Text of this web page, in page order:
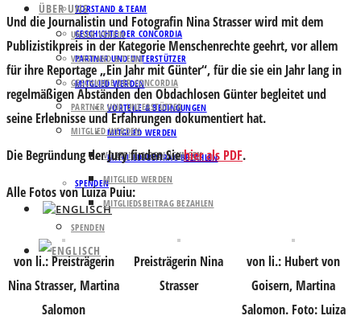
VORSTAND & TEAM
GESCHICHTE DER CONCORDIA
PARTNER UND UNTERSTÜTZER
MITGLIED WERDEN
VORTEILE & BEDINGUNGEN
MITGLIED WERDEN
MITGLIEDSBEITRAG BEZAHLEN
SPENDEN
ÜBER UNS
UNSER VEREIN
VORSTAND & TEAM
GESCHICHTE DER CONCORDIA
PARTNER UND UNTERSTÜTZER
MITGLIED WERDEN
VORTEILE & BEDINGUNGEN
MITGLIED WERDEN
MITGLIEDSBEITRAG BEZAHLEN
SPENDEN
Und die Journalistin und Fotografin Nina Strasser wird mit dem
Publizistikpreis in der Kategorie Menschenrechte geehrt, vor allem
für ihre Reportage „Ein Jahr mit Günter“, für die sie ein Jahr lang in
regelmäßigen Abständen den Obdachlosen Günter begleitet und
seine Erlebnisse und Erfahrungen dokumentiert hat.
Die Begründung der Jury finden Siehier als PDF.
Alle Fotos von Luiza Puiu:
von li.: Preisträgerin
Nina Strasser, Martina
Salomon
Preisträgerin Nina
Strasser
von li.: Hubert von
Goisern, Martina
Salomon. Foto: Luiza